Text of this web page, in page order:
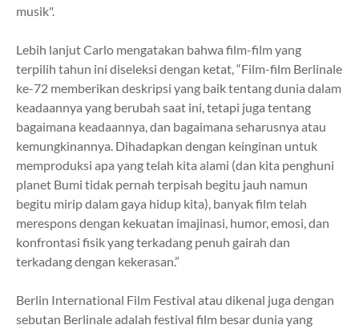
musik".
Lebih lanjut Carlo mengatakan bahwa film-film yang
terpilih tahun ini diseleksi dengan ketat, “Film-film Berlinale
ke-72 memberikan deskripsi yang baik tentang dunia dalam
keadaannya yang berubah saat ini, tetapi juga tentang
bagaimana keadaannya, dan bagaimana seharusnya atau
kemungkinannya. Dihadapkan dengan keinginan untuk
memproduksi apa yang telah kita alami (dan kita penghuni
planet Bumi tidak pernah terpisah begitu jauh namun
begitu mirip dalam gaya hidup kita), banyak film telah
merespons dengan kekuatan imajinasi, humor, emosi, dan
konfrontasi fisik yang terkadang penuh gairah dan
terkadang dengan kekerasan.”
Berlin International Film Festival atau dikenal juga dengan
sebutan Berlinale adalah festival film besar dunia yang